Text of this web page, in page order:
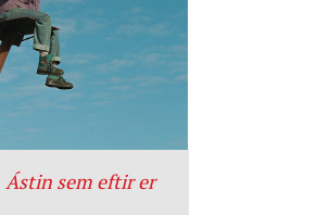
Ástin sem eftir er